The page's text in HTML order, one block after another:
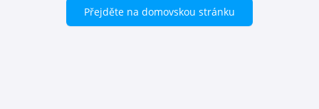
Přejděte na domovskou stránku